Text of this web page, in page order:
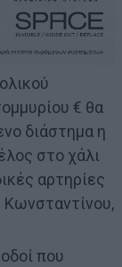
€ θα
διάστημα η
στο χάλι
αρτηρίες
Κωνσταντίνου,
που